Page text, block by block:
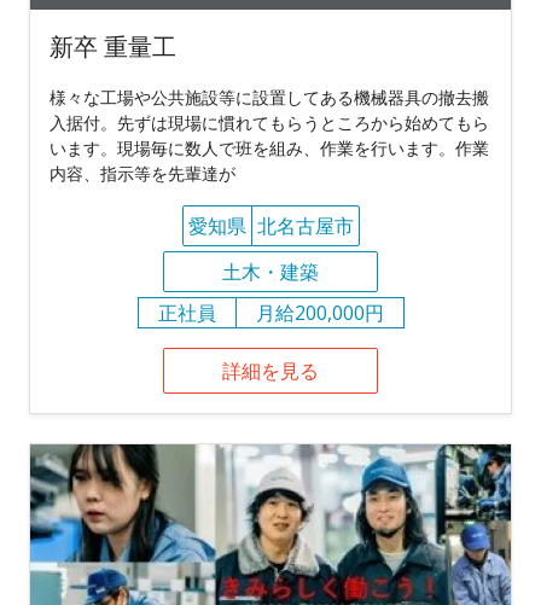
新卒 重量工
様々な工場や公共施設等に設置してある機械器具の撤去搬
入据付。先ずは現場に慣れてもらうところから始めてもら
います。現場毎に数人で班を組み、作業を行います。作業
内容、指示等を先輩達が
愛知県 北名古屋市
土木・建築
正社員
月給200,000円
詳細を見る